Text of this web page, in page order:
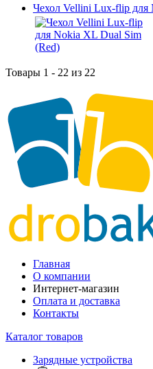
Чехол Vellini Lux-flip для
Товары 1 - 22 из 22
Главная
О компании
Интернет-магазин
Оплата и доставка
Контакты
Каталог товаров
Зарядные устройства